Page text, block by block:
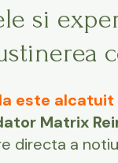
si
este
Matrix
directa a